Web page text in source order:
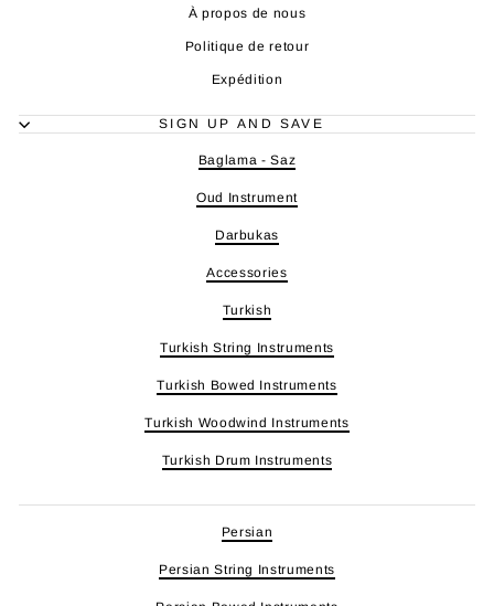
À propos de nous
Politique de retour
Expédition
SIGN UP AND SAVE
Baglama - Saz
Oud Instrument
Darbukas
Accessories
Turkish
Turkish String Instruments
Turkish Bowed Instruments
Turkish Woodwind Instruments
Turkish Drum Instruments
Persian
Persian String Instruments